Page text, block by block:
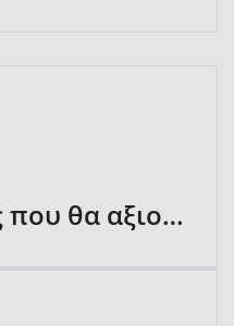
Γίνετε ο πρώτος που θα αξιολογήσει